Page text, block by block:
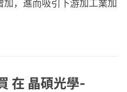
，進而吸引下游加工業加
在 晶碩光學-